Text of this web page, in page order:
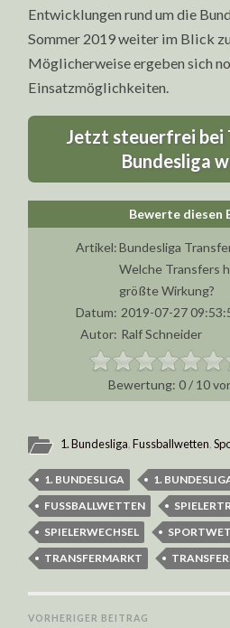
Entwicklungen rund um die
Sommer 2019 weiter im Blick
Möglicherweise ergeben sich
Einsatzmöglichkeiten.
Jetzt steuerfrei bei
Bundesliga
Artikel:Bundesliga
Welche Transfers
größte Wirkung?
Datum: 2019-07-27
Autor: Ralf Schneider
0/ 10
1. Bundesliga,Fussballwetten,
1. BUNDESLIGA
1.
FUSSBALLWETTEN
SPIELERWECHSEL
TRANSFERMARKT
VORHERIGER BEITRAG